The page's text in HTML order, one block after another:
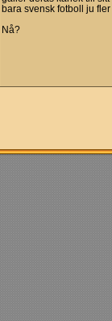
bara svensk fotboll ju
Nå?